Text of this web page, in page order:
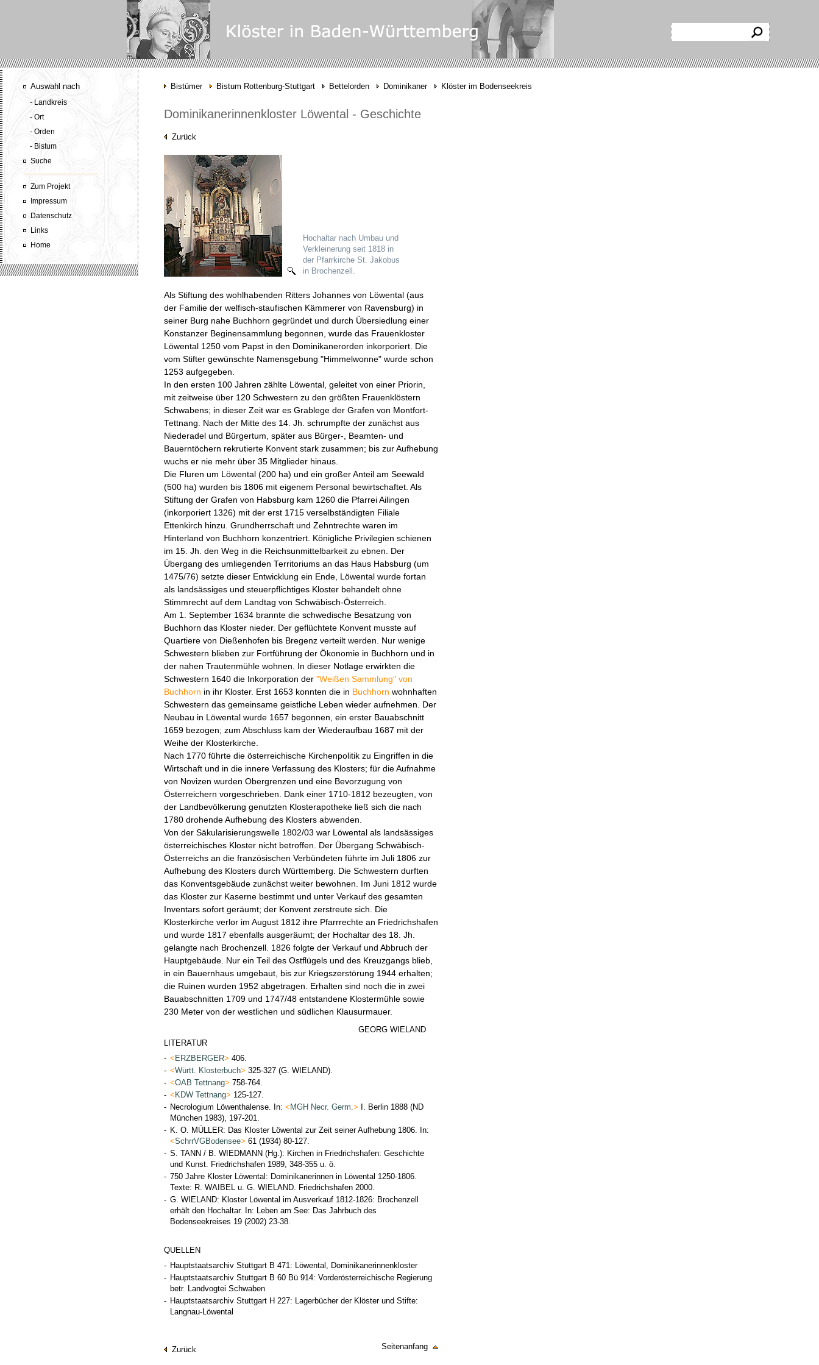
Auswahl nach
- Landkreis
- Ort
- Orden
- Bistum
Suche
Zum Projekt
Impressum
Datenschutz
Links
Home
Bistümer Bistum Rottenburg-Stuttgart Bettelorden Dominikaner Klöster im Bodenseekreis
Dominikanerinnenkloster Löwental - Geschichte
Zurück
Hochaltar nach Umbau und
Verkleinerung seit 1818 in
der Pfarrkirche St. Jakobus
in Brochenzell.
Als Stiftung des wohlhabenden Ritters Johannes von Löwental (aus
der Familie der welfisch-staufischen Kämmerer von Ravensburg) in
seiner Burg nahe Buchhorn gegründet und durch Übersiedlung einer
Konstanzer Beginensammlung begonnen, wurde das Frauenkloster
Löwental 1250 vom Papst in den Dominikanerorden inkorporiert. Die
vom Stifter gewünschte Namensgebung "Himmelwonne" wurde schon
1253 aufgegeben.
In den ersten 100 Jahren zählte Löwental, geleitet von einer Priorin,
mit zeitweise über 120 Schwestern zu den größten Frauenklöstern
Schwabens; in dieser Zeit war es Grablege der Grafen von Montfort-
Tettnang. Nach der Mitte des 14. Jh. schrumpfte der zunächst aus
Niederadel und Bürgertum, später aus Bürger-, Beamten- und
Bauerntöchern rekrutierte Konvent stark zusammen; bis zur Aufhebung
wuchs er nie mehr über 35 Mitglieder hinaus.
Die Fluren um Löwental (200 ha) und ein großer Anteil am Seewald
(500 ha) wurden bis 1806 mit eigenem Personal bewirtschaftet. Als
Stiftung der Grafen von Habsburg kam 1260 die Pfarrei Ailingen
(inkorporiert 1326) mit der erst 1715 verselbständigten Filiale
Ettenkirch hinzu. Grundherrschaft und Zehntrechte waren im
Hinterland von Buchhorn konzentriert. Königliche Privilegien schienen
im 15. Jh. den Weg in die Reichsunmittelbarkeit zu ebnen. Der
Übergang des umliegenden Territoriums an das Haus Habsburg (um
1475/76) setzte dieser Entwicklung ein Ende, Löwental wurde fortan
als landsässiges und steuerpflichtiges Kloster behandelt ohne
Stimmrecht auf dem Landtag von Schwäbisch-Österreich.
Am 1. September 1634 brannte die schwedische Besatzung von
Buchhorn das Kloster nieder. Der geflüchtete Konvent musste auf
Quartiere von Dießenhofen bis Bregenz verteilt werden. Nur wenige
Schwestern blieben zur Fortführung der Ökonomie in Buchhorn und in
der nahen Trautenmühle wohnen. In dieser Notlage erwirkten die
Schwestern 1640 die Inkorporation der "Weißen Sammlung" von
Buchhorn in ihr Kloster. Erst 1653 konnten die in Buchhorn wohnhaften
Schwestern das gemeinsame geistliche Leben wieder aufnehmen. Der
Neubau in Löwental wurde 1657 begonnen, ein erster Bauabschnitt
1659 bezogen; zum Abschluss kam der Wiederaufbau 1687 mit der
Weihe der Klosterkirche.
Nach 1770 führte die österreichische Kirchenpolitik zu Eingriffen in die
Wirtschaft und in die innere Verfassung des Klosters; für die Aufnahme
von Novizen wurden Obergrenzen und eine Bevorzugung von
Österreichern vorgeschrieben. Dank einer 1710-1812 bezeugten, von
der Landbevölkerung genutzten Klosterapotheke ließ sich die nach
1780 drohende Aufhebung des Klosters abwenden.
Von der Säkularisierungswelle 1802/03 war Löwental als landsässiges
österreichisches Kloster nicht betroffen. Der Übergang Schwäbisch-
Österreichs an die französischen Verbündeten führte im Juli 1806 zur
Aufhebung des Klosters durch Württemberg. Die Schwestern durften
das Konventsgebäude zunächst weiter bewohnen. Im Juni 1812 wurde
das Kloster zur Kaserne bestimmt und unter Verkauf des gesamten
Inventars sofort geräumt; der Konvent zerstreute sich. Die
Klosterkirche verlor im August 1812 ihre Pfarrrechte an Friedrichshafen
und wurde 1817 ebenfalls ausgeräumt; der Hochaltar des 18. Jh.
gelangte nach Brochenzell. 1826 folgte der Verkauf und Abbruch der
Hauptgebäude. Nur ein Teil des Ostflügels und des Kreuzgangs blieb,
in ein Bauernhaus umgebaut, bis zur Kriegszerstörung 1944 erhalten;
die Ruinen wurden 1952 abgetragen. Erhalten sind noch die in zwei
Bauabschnitten 1709 und 1747/48 entstandene Klostermühle sowie
230 Meter von der westlichen und südlichen Klausurmauer.
GEORG WIELAND
LITERATUR
- < ERZBERGER> 406.
- <Württ. Klosterbuch> 325-327 (G. WIELAND).
- <OAB Tettnang> 758-764.
- < KDW Tettnang> 125-127.
- Necrologium Löwenthalense. In: < MGH Necr. Germ.> I. Berlin 1888 (ND
München 1983), 197-201.
- K. O. MÜLLER: Das Kloster Löwental zur Zeit seiner Aufhebung 1806. In:
<SchrrVGBodensee> 61 (1934) 80-127.
- S. TANN / B. WIEDMANN (Hg.): Kirchen in Friedrichshafen: Geschichte
und Kunst. Friedrichshafen 1989, 348-355 u. ö.
- 750 Jahre Kloster Löwental: Dominikanerinnen in Löwental 1250-1806.
Texte: R. WAIBEL u. G. WIELAND. Friedrichshafen 2000.
- G. WIELAND: Kloster Löwental im Ausverkauf 1812-1826: Brochenzell
erhält den Hochaltar. In: Leben am See: Das Jahrbuch des
Bodenseekreises 19 (2002) 23-38.
QUELLEN
- Hauptstaatsarchiv Stuttgart B 471: Löwental, Dominikanerinnenkloster
- Hauptstaatsarchiv Stuttgart B 60 Bü 914: Vorderösterreichische Regierung
betr. Landvogtei Schwaben
- Hauptstaatsarchiv Stuttgart H 227: Lagerbücher der Klöster und Stifte:
Langnau-Löwental
Zurück Seitenanfang